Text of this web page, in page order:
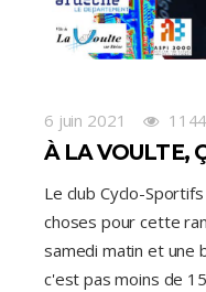
6 juin 2021 1144
À LA VOULTE,
Le club Cyclo-
choses pour cette
samedi matin et une
c'est pas moins de